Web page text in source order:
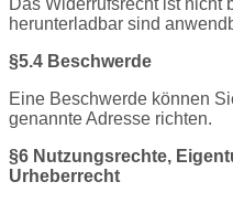
Das Widerrufsrecht ist nicht
herunterladbar sind
§5.4 Beschwerde
Eine Beschwerde können
genannte Adresse richten.
§6 Nutzungsrechte,
Urheberrecht